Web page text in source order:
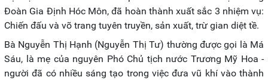
Đoàn Gia Định Hóc Môn, đã hoàn thành xuất sắc 3 nhiệm vụ:
Chiến đấu và võ trang tuyên truyền, sản xuất, trừ gian diệt tề.
Bà Nguyễn Thị Hạnh (Nguyễn Thị Tư) thường được gọi là Má
Sáu, là mẹ của nguyên Phó Chủ tịch nước Trương Mỹ Hoa -
người đã có nhiều sáng tạo trong việc đưa vũ khí vào thành